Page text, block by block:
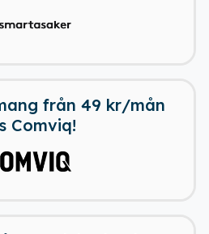
från 49 kr/mån
Comviq!